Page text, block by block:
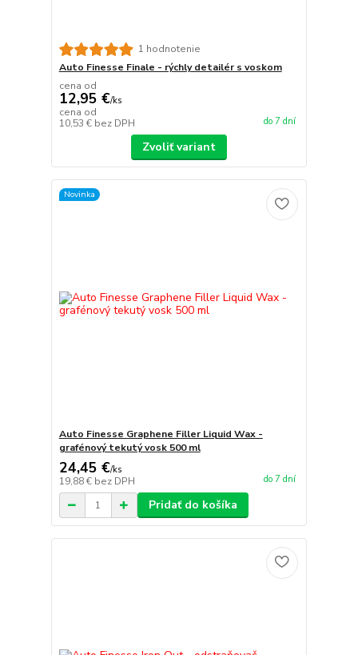
1 hodnotenie
Auto Finesse Finale - rýchly detailér s voskom
cena od
12,95 €/ks
cena od
10,53 € bez DPH do 7 dní
Zvoliť variant
Novinka
Auto Finesse Graphene Filler Liquid Wax -
grafénový tekutý vosk 500 ml
24,45 €/ks
19,88 € bez DPH do 7 dní
Pridať do košíka